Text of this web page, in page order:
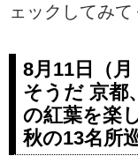
ェックしてみて
8月11日（月
そうだ 京都
の紅葉を楽
秋の13名所